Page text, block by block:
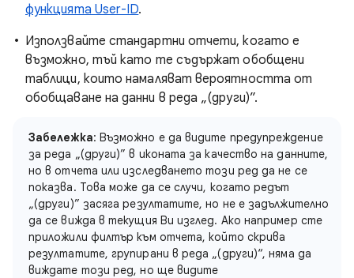
функцията User-ID.
Използвайте стандартни отчети, когато е
възможно, тъй като те съдържат обобщени
таблици, които намаляват вероятността от
обобщаване на данни в реда „(други)”.
Забележка: Възможно е да видите предупреждение
за реда „(други)” в иконата за качество на данните,
но в отчета или изследването този ред да не се
показва. Това може да се случи, когато редът
„(други)” засяга резултатите, но не е задължително
да се вижда в текущия Ви изглед. Ако например сте
приложили филтър към отчета, който скрива
резултатите, групирани в реда „(други)“, няма да
виждате този ред, но ще видите